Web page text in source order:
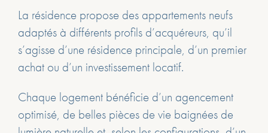
La résidence propose des appartements neufs
adaptés à différents profils d’acquéreurs, qu’il
s’agisse d’une résidence principale, d’un premier
achat ou d’un investissement locatif.
Chaque logement bénéficie d’un agencement
optimisé, de belles pièces de vie baignées de